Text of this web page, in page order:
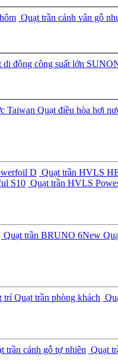
Quạt trần cánh vân gỗ
di động công suất lớn
Taiwan Quạt điều hòa hơi
D Quạt trần HVLS
S10 Quạt trần HVLS
Quạt trần BRUNO 6New
tríQuạt trần phòng khách
trần cánh gỗ tự nhiên Quạt